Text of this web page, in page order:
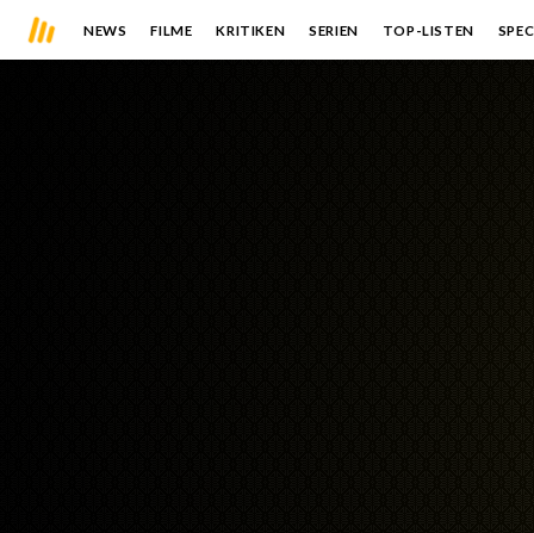
NEWS FILME KRITIKEN SERIEN TOP-LISTEN